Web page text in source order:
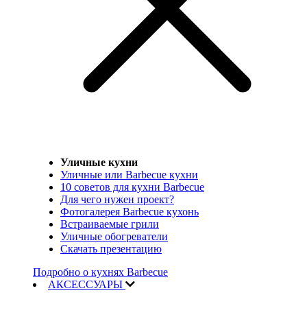
Уличные кухни
Уличные или Barbecue кухни
10 советов для кухни Barbecue
Для чего нужен проект?
Фотогалерея Barbecue кухонь
Встраиваемые грили
Уличные обогреватели
Скачать презентацию
Подробно о кухнях Barbecue
АКСЕССУАРЫ